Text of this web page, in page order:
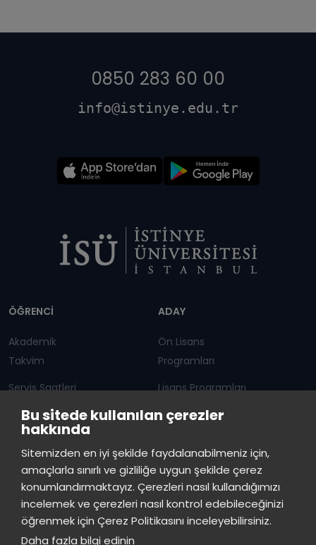
Bu sitede kullanılan çerezler
hakkında
Sitemizden en iyi şekilde faydalanabilmeniz için,
amaçlarla sınırlı ve gizliliğe uygun şekilde çerez
konumlandırmaktayız. Çerezleri nasıl kullandığımızı
incelemek ve çerezleri nasıl kontrol edebileceğinizi
öğrenmek için Çerez Politikasını inceleyebilirsiniz.
Daha fazla bilgi edinin
0850 283 60 00
info@istinye.edu.tr
ÖĞRENCİ
Akademik
Takvim
Servis Saatleri
Duyurular
ADAY
Ön Lisans
Programları
Lisans Programları
Lisansüstü
İSTİNYE
Basın
Kiti
İhaleler İstinye Post Kampüslerimiz